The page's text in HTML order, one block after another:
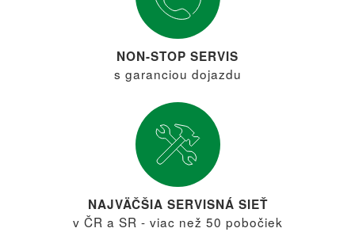
NON-STOP SERVIS
s garanciou dojazdu
NAJVÄČŠIA SERVISNÁ SIEŤ
v ČR a SR - viac než 50 pobočiek